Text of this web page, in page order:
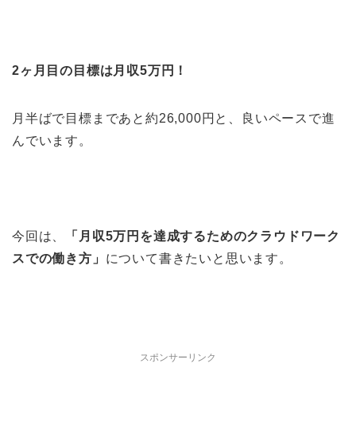
2ヶ月目の目標は月収5万円！
月半ばで目標まであと約26,000円と、良いペースで進
んでいます。
今回は、
「月収5万円を達成するためのクラウドワーク
スでの働き方」 について書きたいと思います。
スポンサーリンク